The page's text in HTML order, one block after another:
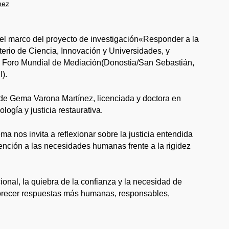
marco del proyecto de investigación«Responder a la
de Ciencia, Innovación y Universidades, y
Mundial de Mediación(Donostia/San Sebastián,
Gema Varona Martínez, licenciada y doctora en
y justicia restaurativa.
nos invita a reflexionar sobre la justicia entendida
a las necesidades humanas frente a la rigidez
la quiebra de la confianza y la necesidad de
respuestas más humanas, responsables,